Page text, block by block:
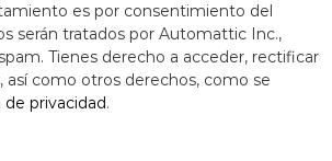
es por consentimiento del
serán tratados por Automattic Inc.,
Tienes derecho a acceder, rectificar
así como otros derechos, como se
de privacidad.